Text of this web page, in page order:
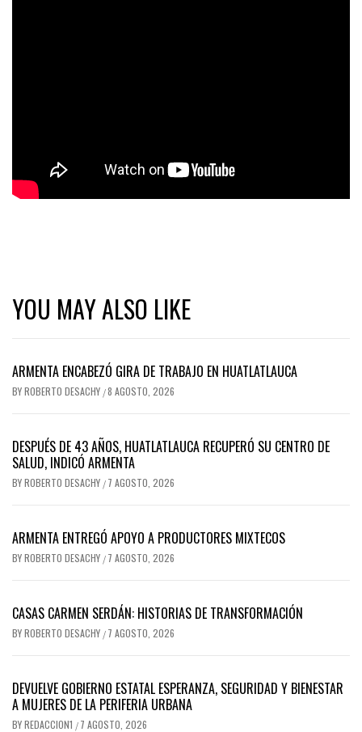
YOU MAY ALSO LIKE
ARMENTA ENCABEZÓ GIRA DE TRABAJO EN HUATLATLAUCA
BYROBERTO DESACHY /8 AGOSTO, 2026
DESPUÉS DE 43 AÑOS, HUATLATLAUCA RECUPERÓ SU CENTRO DE
SALUD, INDICÓ ARMENTA
BYROBERTO DESACHY / 7 AGOSTO, 2026
ARMENTA ENTREGÓ APOYO A PRODUCTORES MIXTECOS
BYROBERTO DESACHY / 7 AGOSTO, 2026
CASAS CARMEN SERDÁN: HISTORIAS DE TRANSFORMACIÓN
BYROBERTO DESACHY / 7 AGOSTO, 2026
DEVUELVE GOBIERNO ESTATAL ESPERANZA, SEGURIDAD Y BIENESTAR
A MUJERES DE LA PERIFERIA URBANA
BYREDACCION1 / 7 AGOSTO, 2026